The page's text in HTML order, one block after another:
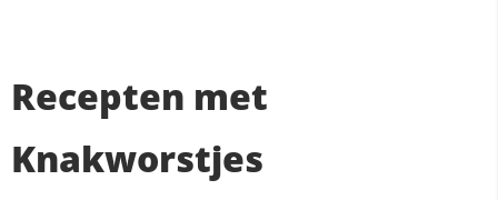
Recepten met
Knakworstjes